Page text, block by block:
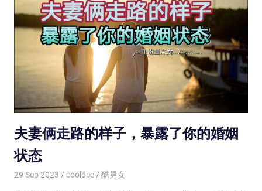
夫妻俩走路的样子，暴露了你的婚姻
状态
29 Sep 2023 cooldee 酷男女